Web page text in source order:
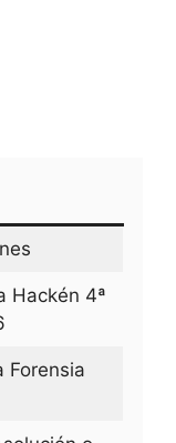
Hackén 4ª
Forensia